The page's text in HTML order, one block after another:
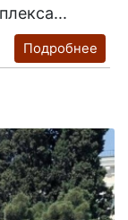
Подробнее